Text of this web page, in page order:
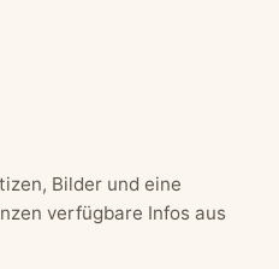
Bilder und eine
verfügbare Infos aus